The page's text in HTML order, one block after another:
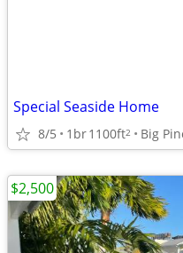
Special Seaside Home
8/5 1br1100ft2 Big
$2,500